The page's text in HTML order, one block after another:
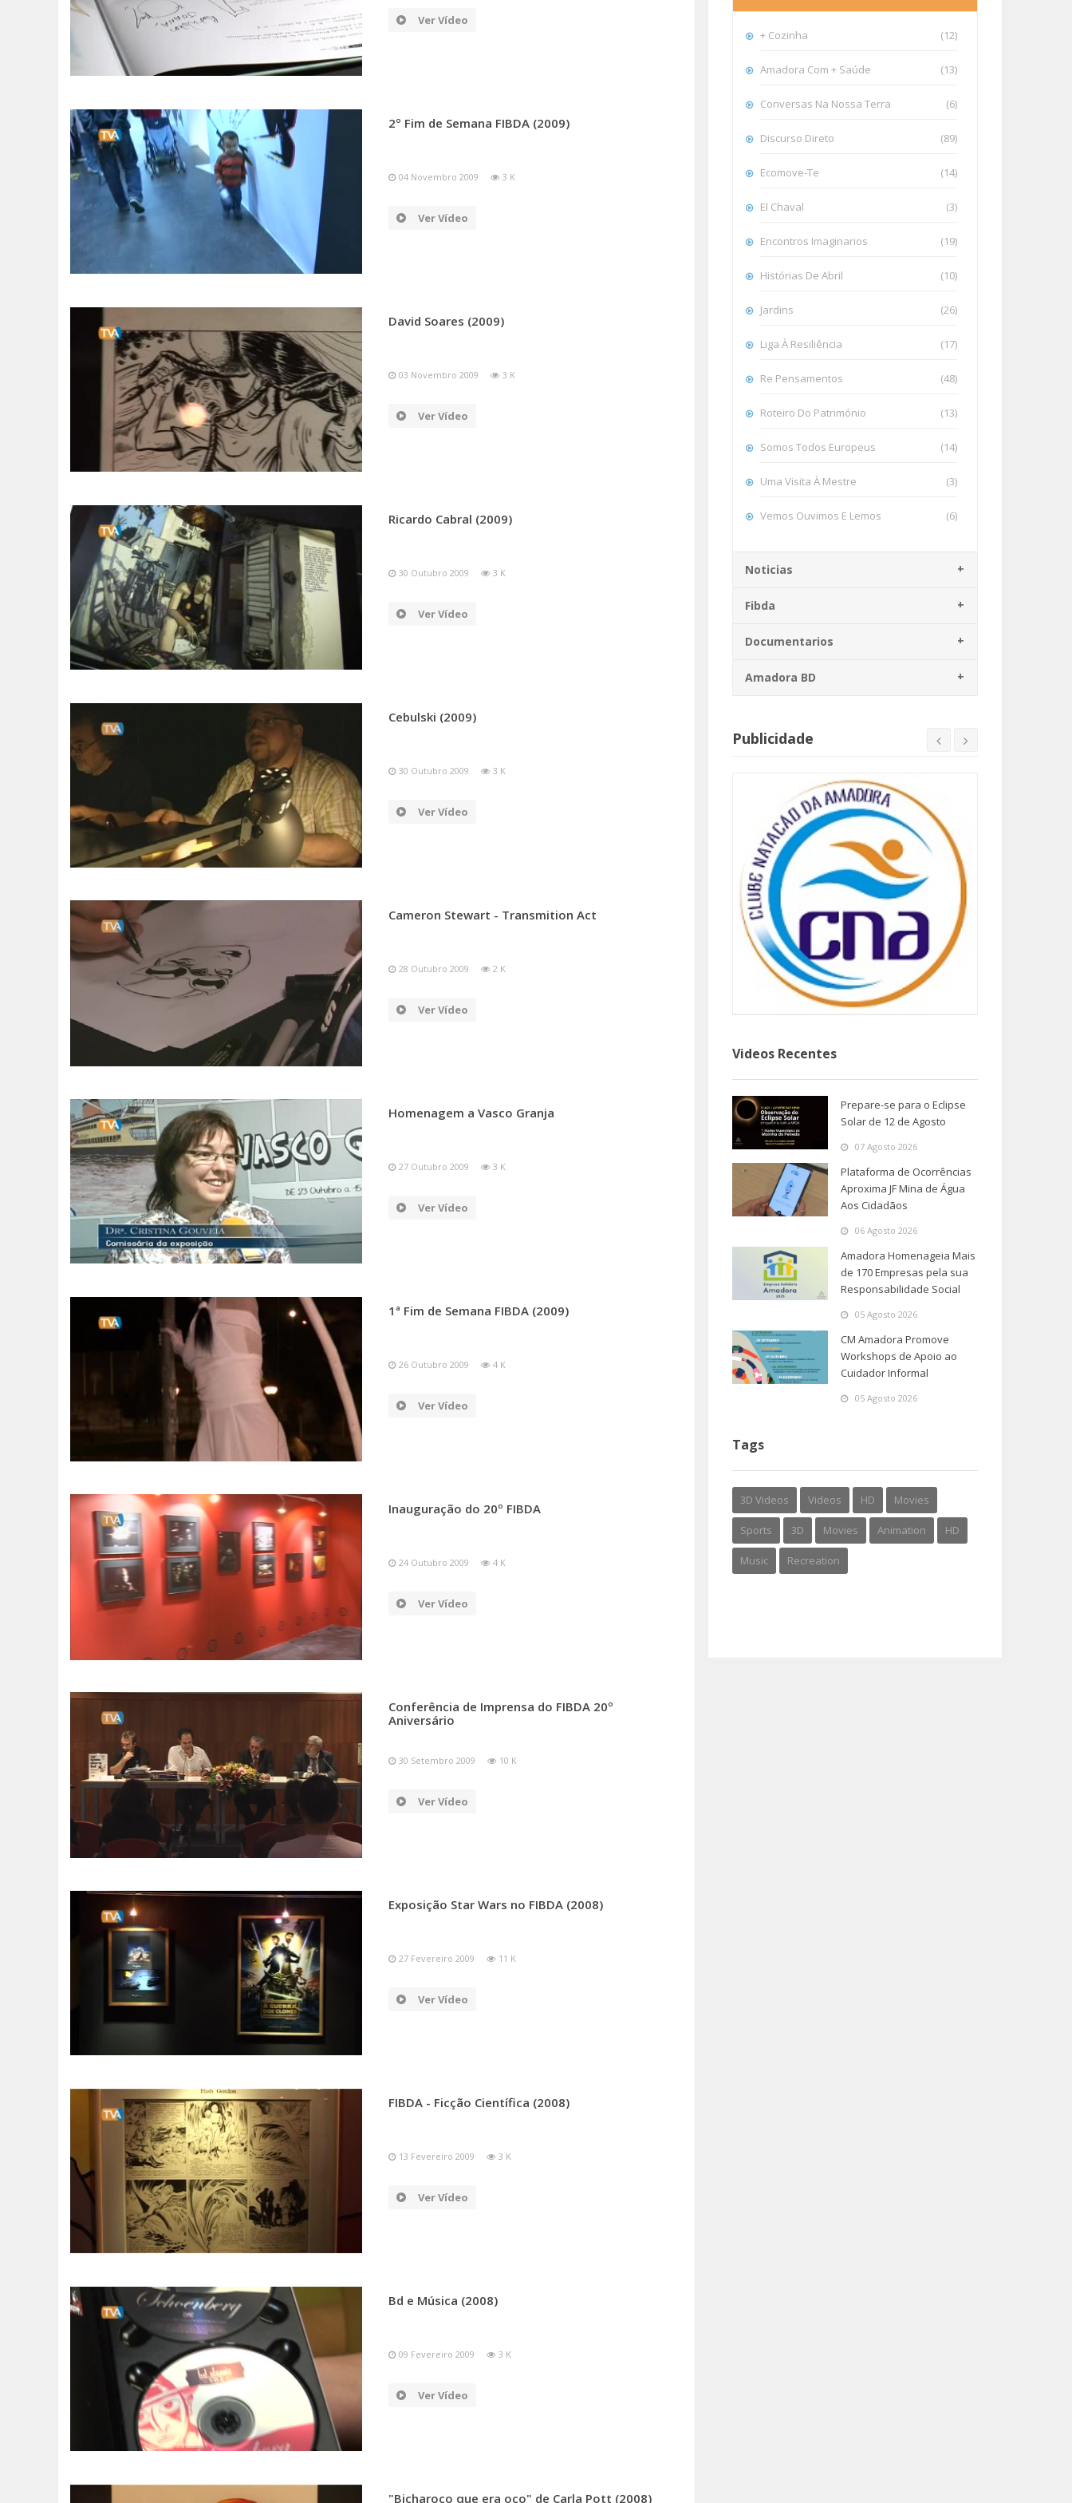
SOMOS TODOS EUROPEUS
ENCONTROS IMAGINÁRIOS
VEMOS OUVIMOS E LEMOS
(RE) PENSAMENTOS
ECOMOVE-TE
Ver Vídeo
2º Fim de Semana FIBDA (2009)
04 Novembro 2009 3 K
Ver Vídeo
David Soares (2009)
03 Novembro 2009 3 K
Ver Vídeo
Ricardo Cabral (2009)
30 Outubro 2009 3 K
Ver Vídeo
Cebulski (2009)
30 Outubro 2009 3 K
Ver Vídeo
Cameron Stewart - Transmition Act
28 Outubro 2009 2 K
Ver Vídeo
Homenagem a Vasco Granja
27 Outubro 2009 3 K
Ver Vídeo
1ª Fim de Semana FIBDA (2009)
26 Outubro 2009 4 K
Ver Vídeo
Inauguração do 20º FIBDA
24 Outubro 2009 4 K
Ver Vídeo
Conferência de Imprensa do FIBDA 20º
Aniversário
30 Setembro 2009 10 K
Ver Vídeo
Exposição Star Wars no FIBDA (2008)
27 Fevereiro 2009 11 K
Ver Vídeo
FIBDA - Ficção Científica (2008)
13 Fevereiro 2009 3 K
Ver Vídeo
Bd e Música (2008)
09 Fevereiro 2009 3 K
Ver Vídeo
"Bicharoco que era oco" de Carla Pott (2008)
+ Cozinha (12)
Amadora Com + Saúde (13)
Conversas Na Nossa Terra (6)
Discurso Direto (89)
Ecomove-Te (14)
El Chaval (3)
Encontros Imaginarios (19)
Histórias De Abril (10)
Jardins (26)
Liga À Resiliência (17)
Re Pensamentos (48)
Roteiro Do Património (13)
Somos Todos Europeus (14)
Uma Visita À Mestre (3)
Vemos Ouvimos E Lemos (6)
Noticias
Fibda
Documentarios
Amadora BD
Publicidade
Videos Recentes
Prepare-se para o Eclipse
Solar de 12 de Agosto
07 Agosto 2026
Plataforma de Ocorrências
Aproxima JF Mina de Água
Aos Cidadãos
06 Agosto 2026
Amadora Homenageia Mais
de 170 Empresas pela sua
Responsabilidade Social
05 Agosto 2026
CM Amadora Promove
Workshops de Apoio ao
Cuidador Informal
05 Agosto 2026
Tags
3D Videos Videos HD Movies
Sports 3D Movies Animation HD
Music Recreation